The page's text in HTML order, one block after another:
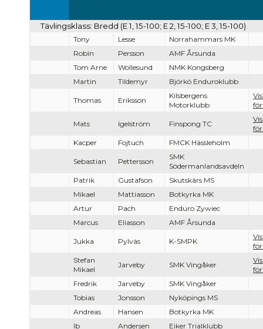
Tävlingsklass: Bredd (E 1, 15-100; E 2, 15-100; E 3, 15-100)
Tony Lesse
Norrahammars MK
Robin
Persson
AMF Årsunda
Tom Arne
Wollesund
NMK Kongsberg
Martin
Tildemyr Björkö Enduroklubb
Thomas Eriksson
Kilsbergens
Motorklubb
Mats Igelström Finspong TC
Kacper
Fojtuch FMCK Hässleholm
Sebastian Pettersson
SMK
Södermanlandsavdeln
Patrik
Gustafson
Skutskärs MS
Mikael
Mattiasson
Botkyrka MK
Artur
Pach
Enduro Zywiec
Marcus
Eliasson AMF Årsunda
Jukka Pylväs K-SMPK
Stefan
Mikael
Jarveby SMK Vingåker
Fredrik
Jarveby
SMK Vingåker
Tobias
Jonsson
Nyköpings MS
Andreas
Hansen
Botkyrka MK
Ib
Andersen
Eiker Trialklubb